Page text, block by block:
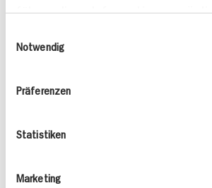
führen diese Informationen
bereitgestellt haben oder die sie
Notwendig
Präferenzen
Statistiken
Marketing
30 min
Leicht
Apfel